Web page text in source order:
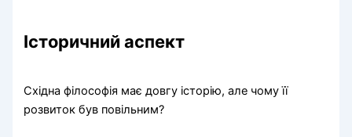
Історичний аспект
Східна філософія має довгу історію, але чому її
розвиток був повільним?